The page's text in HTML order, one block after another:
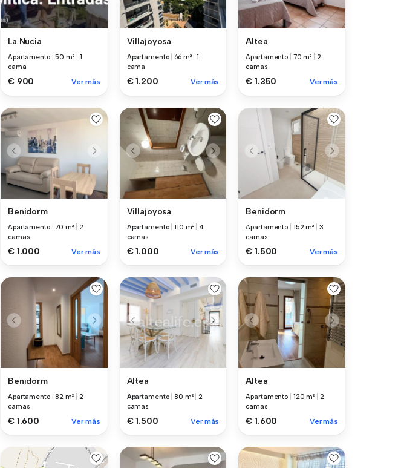
La Nucia
Apartamento |50 m²
1
cama
€ 900 Ver más
Villajoyosa
Apartamento 66 m² |1
cama
€ 1.200 Ver más
Altea
Apartamento 70 m²
2
camas
€ 1.350 Ver más
Benidorm
Apartamento |70 m²
2
camas
€ 1.000 Ver más
Villajoyosa
Apartamento |110 m²
4
camas
€ 1.000 Ver más
Benidorm
Apartamento 152 m²
3
camas
€ 1.500 Ver más
Benidorm
Apartamento |82 m²
2
camas
€ 1.600 Ver más
Altea
Apartamento |80 m² |2
camas
€ 1.500 Ver más
Altea
Apartamento 120 m²
2
camas
€ 1.600 Ver más